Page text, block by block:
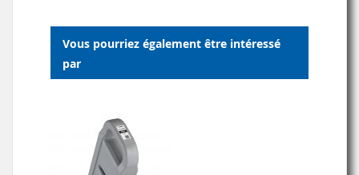
Vous pourriez également être intéressé
par